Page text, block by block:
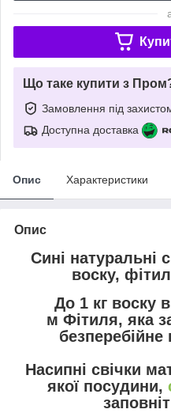
Що таке купити з
Замовлення під
Доступна доставка
Опис Характеристики
Опис
Сині натуральні
воску,
До 1 кг воску
м Фітиля, яка
безперебійне
Насипні свічки
якої посудини,